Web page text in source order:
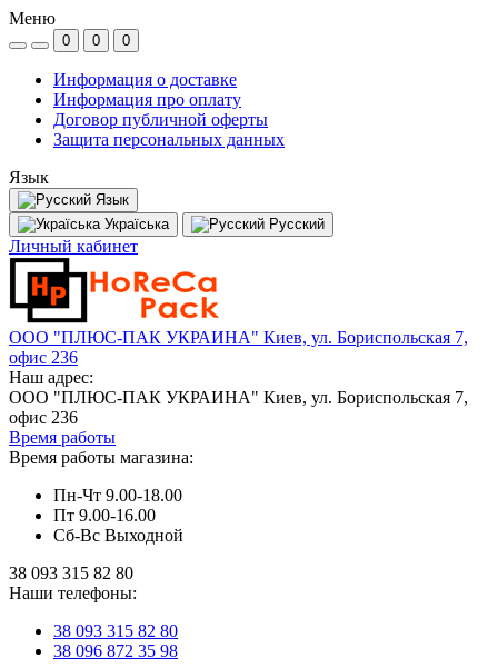
Меню
0 0 0
Информация о доставке
Информация про оплату
Договор публичной оферты
Защита персональных данных
Язык
Язык
Україська
Русский
Личный кабинет
ООО "ПЛЮС-ПАК УКРАИНА" Киев, ул. Бориспольская 7,
офис 236
Наш адрес:
ООО "ПЛЮС-ПАК УКРАИНА" Киев, ул. Бориспольская 7,
офис 236
Время работы
Время работы магазина:
Пн-Чт 9.00-18.00
Пт 9.00-16.00
Сб-Вс Выходной
38 093 315 82 80
Наши телефоны:
38 093 315 82 80
38 096 872 35 98